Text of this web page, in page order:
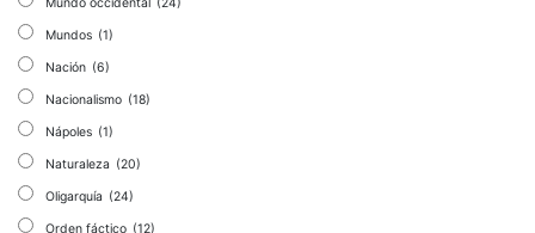
Mundos (1)
Nación (6)
Nacionalismo (18)
Nápoles (1)
Naturaleza (20)
Oligarquía (24)
Orden fáctico (12)